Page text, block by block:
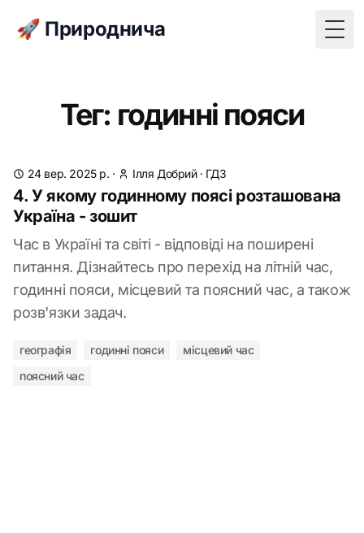
🚀 Природнича
Тег: годинні пояси
24 вер. 2025 р. · Ілля Добрий· ГДЗ
4. У якому годинному поясі розташована
Україна - зошит
Час в Україні та світі - відповіді на поширені
питання. Дізнайтесь про перехід на літній час,
годинні пояси, місцевий та поясний час, а також
розв'язки задач.
географія годинні пояси
місцевий час
поясний час